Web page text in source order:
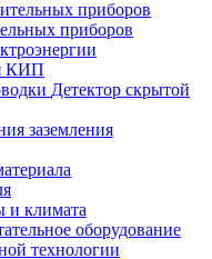
приборов
КИП
Детектор скрытой
заземления
и климата